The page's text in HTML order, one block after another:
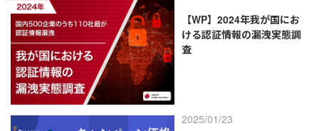
【WP】2024年我が国にお
ける認証情報の漏洩実態調
査
2025/01/23